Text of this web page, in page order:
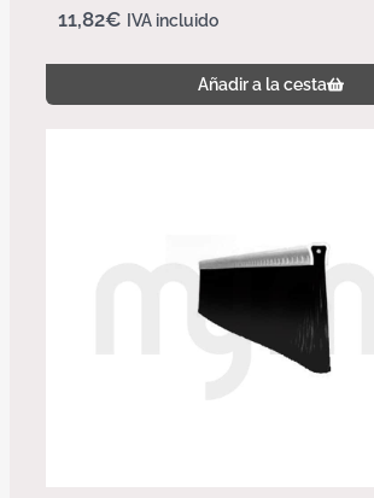
11,82€ IVA incluido
Añadir a la cesta